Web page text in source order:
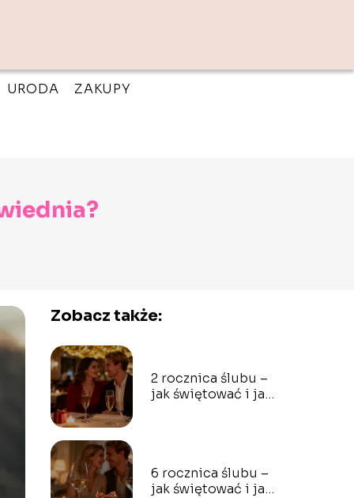
URODA ZAKUPY
Zobacz także:
2 rocznica ślubu –
jak świętować i jaki
6 rocznica ślubu –
jak świętować i jaki